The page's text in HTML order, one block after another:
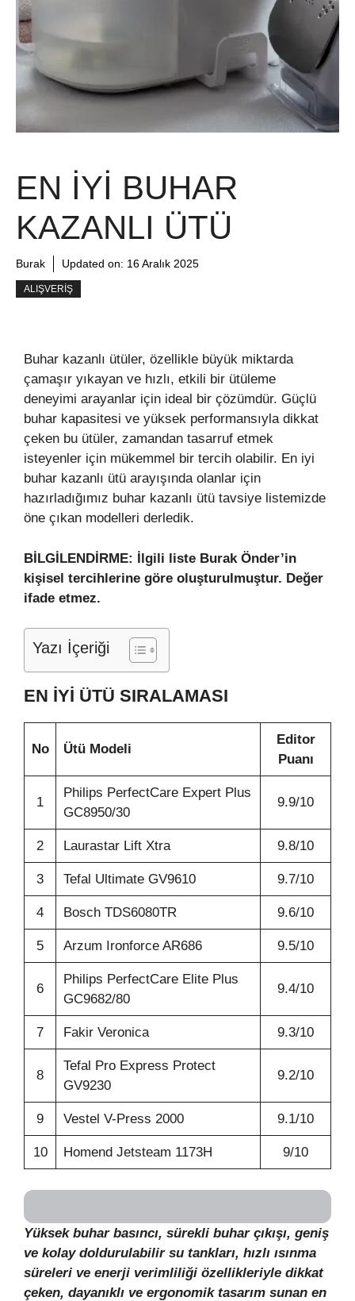
EN İYI BUHAR
KAZANLI ÜTÜ
Burak Updated on: 16 Aralık 2025
ALIŞVERIŞ
Buhar kazanlı ütüler, özellikle büyük miktarda
çamaşır yıkayan ve hızlı, etkili bir ütüleme
deneyimi arayanlar için ideal bir çözümdür. Güçlü
buhar kapasitesi ve yüksek performansıyla dikkat
çeken bu ütüler, zamandan tasarruf etmek
isteyenler için mükemmel bir tercih olabilir. En iyi
buhar kazanlı ütü arayışında olanlar için
hazırladığımız buhar kazanlı ütü tavsiye listemizde
öne çıkan modelleri derledik.
BİLGİLENDİRME: İlgili liste Burak Önder’in
kişisel tercihlerine göre oluşturulmuştur. Değer
ifade etmez.
Yazı İçeriği
EN İYI ÜTÜ SIRALAMASI
No Ütü Modeli
Editor
Puanı
1
Philips PerfectCare Expert Plus
GC8950/30
9.9/10
2 Laurastar Lift Xtra 9.8/10
3 Tefal Ultimate GV9610 9.7/10
4 Bosch TDS6080TR 9.6/10
5 Arzum Ironforce AR686 9.5/10
6
Philips PerfectCare Elite Plus
GC9682/80
9.4/10
7 Fakir Veronica 9.3/10
8
Tefal Pro Express Protect
GV9230
9.2/10
9 Vestel V-Press 2000 9.1/10
10 Homend Jetsteam 1173H 9/10
Yüksek buhar basıncı, sürekli buhar çıkışı, geniş
ve kolay doldurulabilir su tankları, hızlı ısınma
süreleri ve enerji verimliliği özellikleriyle dikkat
çeken, dayanıklı ve ergonomik tasarım sunan en